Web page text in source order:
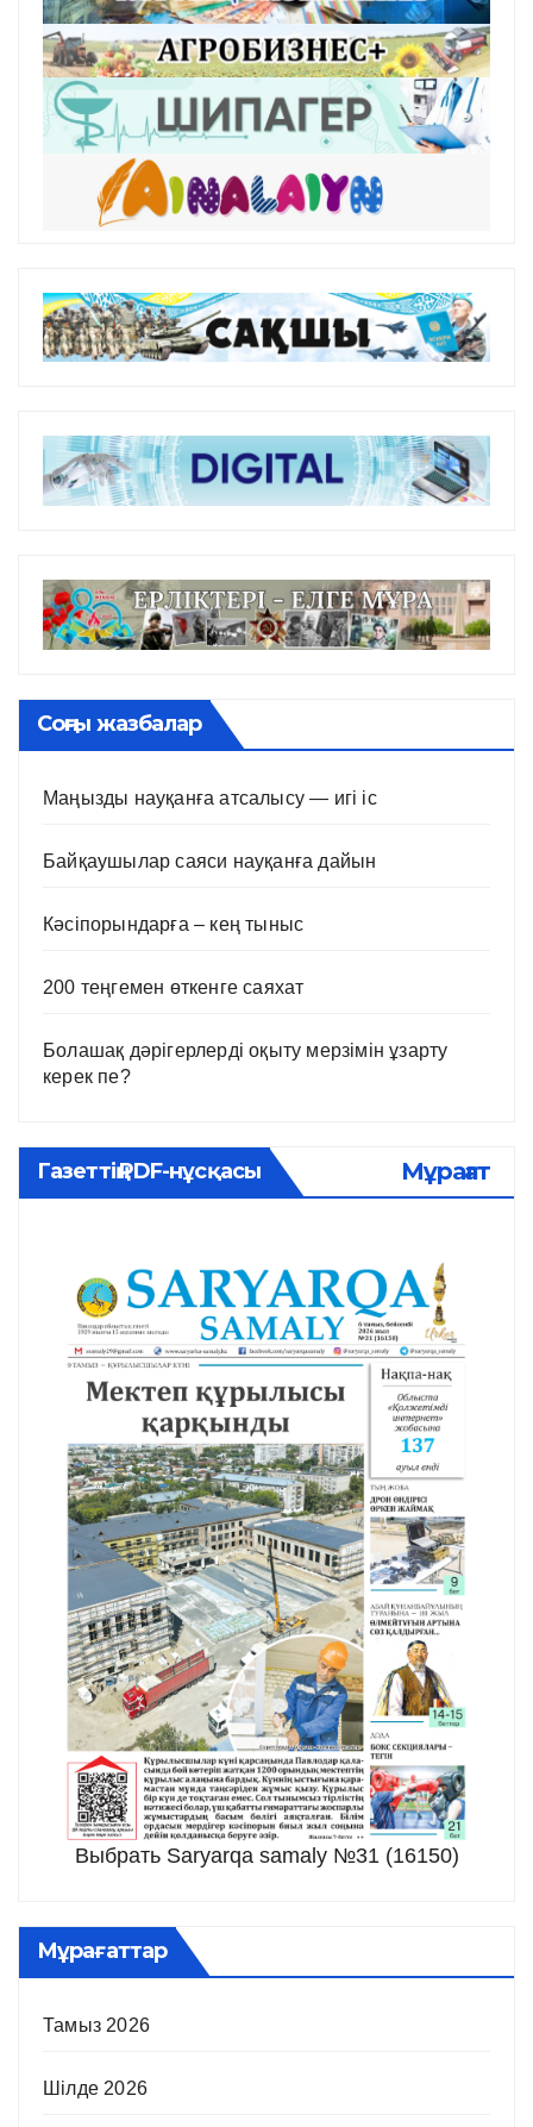
Соңғы жазбалар
Маңызды науқанға атсалысу — игі іс
Байқаушылар саяси науқанға дайын
Кәсіпорындарға – кең тыныс
200 теңгемен өткенге саяхат
Болашақ дәрігерлерді оқыту мерзімін ұзарту
керек пе?
Газеттің PDF-нұсқасы Мұрағат
Выбрать Saryarqa samaly №31 (16150)
Мұрағаттар
Тамыз 2026
Шілде 2026